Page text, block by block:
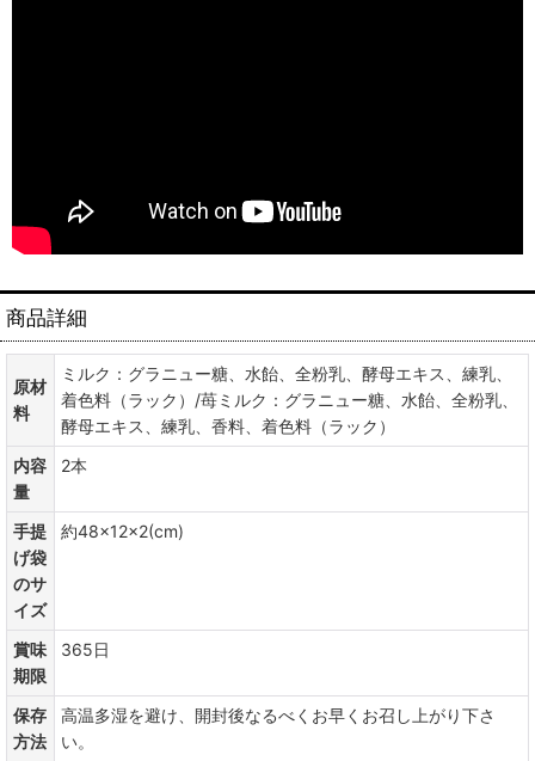
商品詳細
原材
料
ミルク：グラニュー糖、水飴、全粉乳、酵母エキス、練乳、
着色料（ラック）/苺ミルク：グラニュー糖、水飴、全粉乳、
酵母エキス、練乳、香料、着色料（ラック）
内容
量
2本
手提
げ袋
のサ
イズ
約48×12×2(cm)
賞味
期限
365日
保存
方法
高温多湿を避け、開封後なるべくお早くお召し上がり下さ
い。